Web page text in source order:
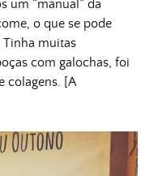
um “manual” da
o que se pode
Tinha muitas
com galochas, foi
colagens. [A